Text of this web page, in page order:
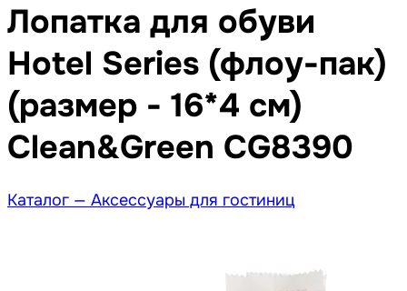
Лопатка для обуви
Hotel Series (флоу-пак)
(размер - 16*4 см)
Clean&Green CG8390
Каталог — Аксессуары для гостиниц